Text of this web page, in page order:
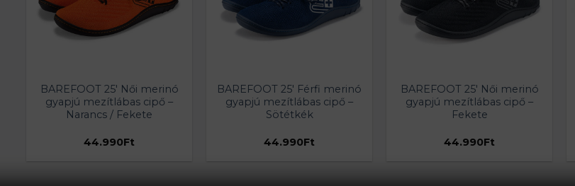
BAREFOOT 25′ Női merinó
gyapjú mezítlábas cipő –
Narancs / Fekete
44.990Ft
BAREFOOT 25′ Férfi merinó
gyapjú mezítlábas cipő –
Sötétkék
44.990Ft
BAREFOOT 25′ Női merinó
gyapjú mezítlábas cipő –
Fekete
44.990Ft